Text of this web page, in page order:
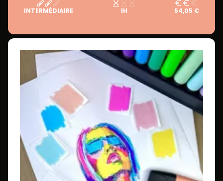
INTERMÉDIAIRE 1H 54,05 €